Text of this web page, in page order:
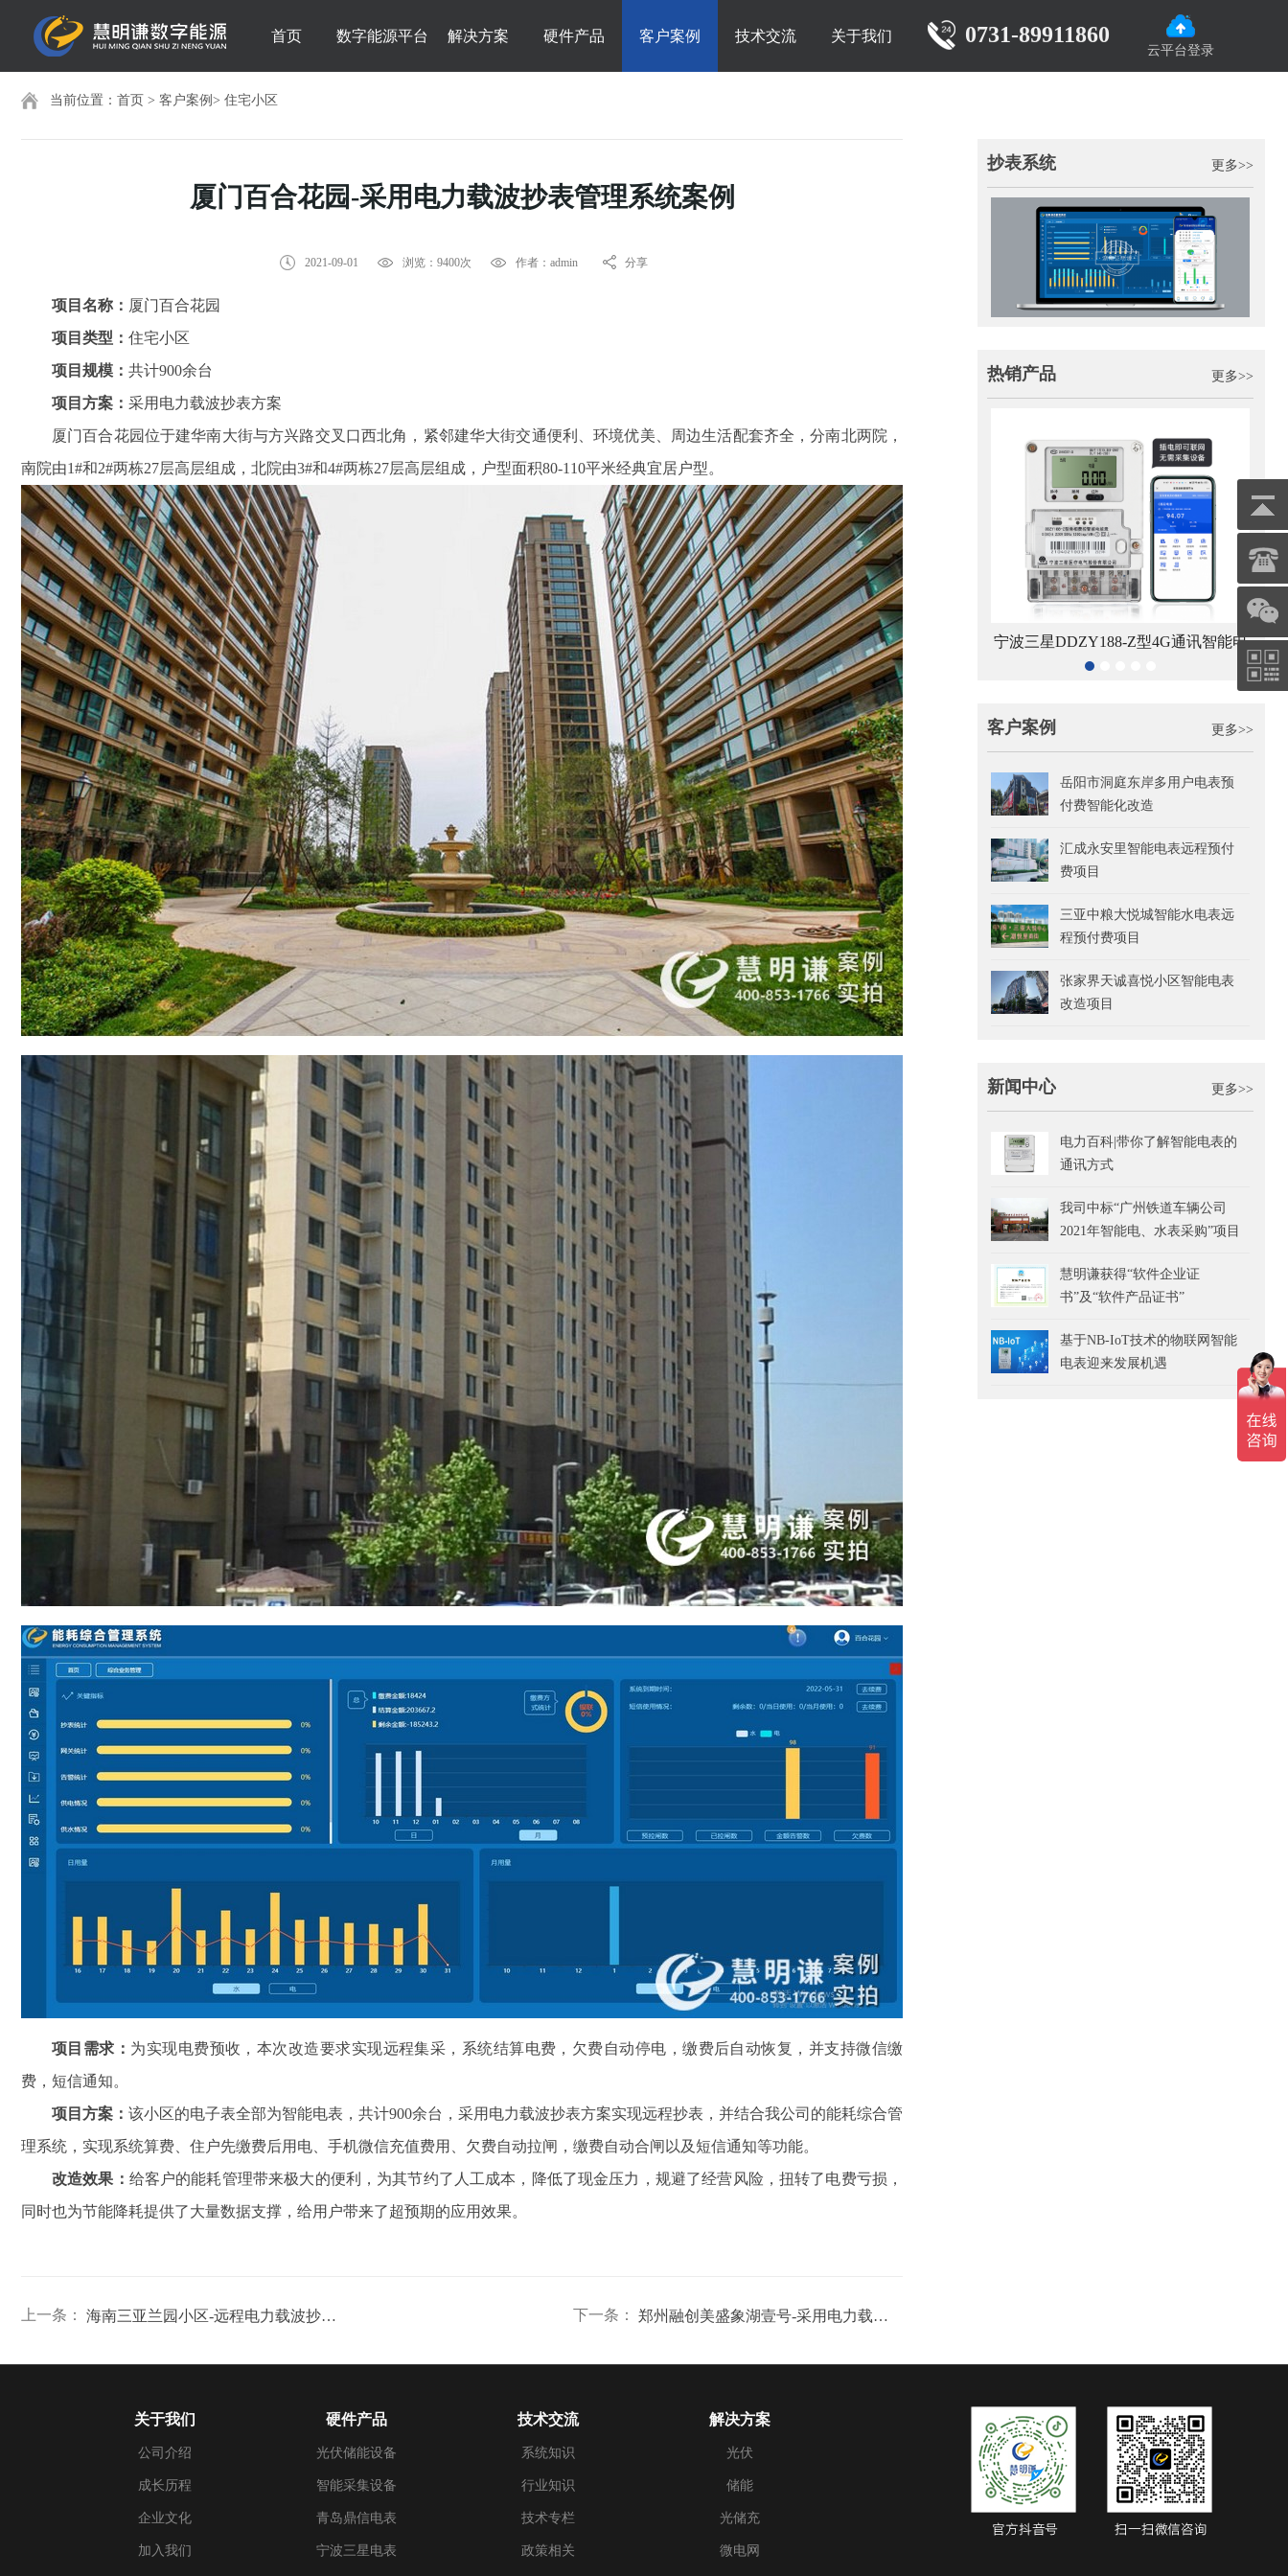
云平台登录
0731-89911860
首页 数字能源平台 解决方案 硬件产品 客户案例 技术交流 关于我们
当前位置： 首页 > 客户案例 > 住宅小区
厦门百合花园-采用电力载波抄表管理系统案例
2021-09-01 浏览：9400次 作者：admin 分享
项目名称： 厦门百合花园
项目类型： 住宅小区
项目规模： 共计900余台
项目方案： 采用电力载波抄表方案
厦门百合花园位于建华南大街与方兴路交叉口西北角，紧邻建华大街交通便利、环境优美、周边生活配套齐全，分南北两院，
南院由1#和2#两栋27层高层组成，北院由3#和4#两栋27层高层组成，户型面积80-110平米经典宜居户型。
项目需求： 为实现电费预收，本次改造要求实现远程集采，系统结算电费，欠费自动停电，缴费后自动恢复，并支持微信缴
费，短信通知。
项目方案： 该小区的电子表全部为智能电表，共计900余台，采用电力载波抄表方案实现远程抄表，并结合我公司的能耗综合管
理系统，实现系统算费、住户先缴费后用电、手机微信充值费用、欠费自动拉闸，缴费自动合闸以及短信通知等功能。
改造效果： 给客户的能耗管理带来极大的便利，为其节约了人工成本，降低了现金压力，规避了经营风险，扭转了电费亏损，
同时也为节能降耗提供了大量数据支撑，给用户带来了超预期的应用效果。
上一条： 海南三亚兰园小区-远程电力载波抄表系统应用案例 下一条： 郑州融创美盛象湖壹号-采用电力载波抄表实现远程抄表方案
抄表系统 更多>>
热销产品 更多>>
鑫腾越LXSF电子远传智能水表 宁波三星DDZY188-Z型4G通讯智能电
能表
杭州海兴DDZY208-Z型RS485通讯智 青岛
客户案例 更多>>
岳阳市洞庭东岸多用户电表预
付费智能化改造
汇成永安里智能电表远程预付
费项目
三亚中粮大悦城智能水电表远
程预付费项目
张家界天诚喜悦小区智能电表
改造项目
新闻中心 更多>>
电力百科|带你了解智能电表的
通讯方式
我司中标“广州铁道车辆公司
2021年智能电、水表采购”项目
慧明谦获得“软件企业证
书”及“软件产品证书”
基于NB-IoT技术的物联网智能
电表迎来发展机遇
关于我们
公司介绍
成长历程
企业文化
加入我们
硬件产品
光伏储能设备
智能采集设备
青岛鼎信电表
宁波三星电表
技术交流
系统知识
行业知识
技术专栏
政策相关
解决方案
光伏
储能
光储充
微电网